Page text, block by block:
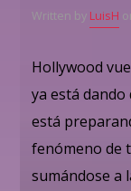
Written by LuisH
Hollywood
ya está
está
fenómeno de
sumándose a